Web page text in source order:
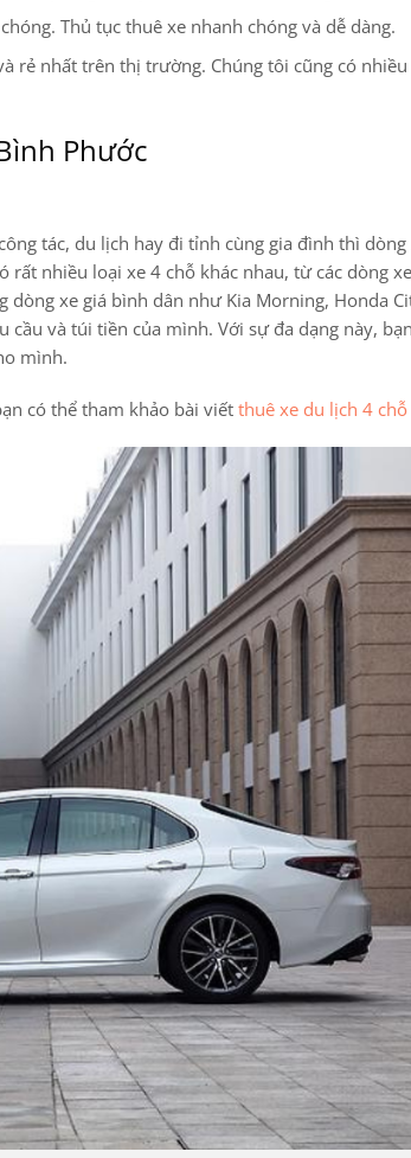
Thủ tục thuê xe nhanh chóng và dễ dàng.
rẻ nhất trên thị trường. Chúng tôi cũng có
Phước
tác, du lịch hay đi tỉnh cùng gia đình thì dòng
nhiều loại xe 4 chỗ khác nhau, từ các dòng
dòng xe giá bình dân như Kia Morning, Honda
và túi tiền của mình. Với sự đa dạng này,
mình.
có thể tham khảo bài viếtthuê xe du lịch 4 chỗ